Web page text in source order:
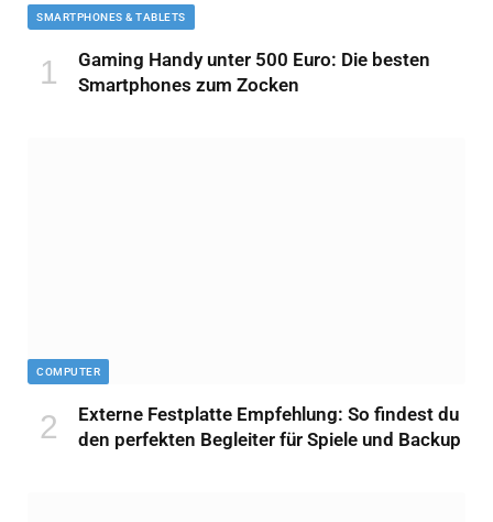
SMARTPHONES & TABLETS
Gaming Handy unter 500 Euro: Die besten
Smartphones zum Zocken
COMPUTER
Externe Festplatte Empfehlung: So findest du
den perfekten Begleiter für Spiele und Backup